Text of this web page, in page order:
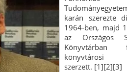
karán szerezte
1964-ben, majd
az Országos
Könyvtárban
könyvtárosi
szerzett. [1][2][3]